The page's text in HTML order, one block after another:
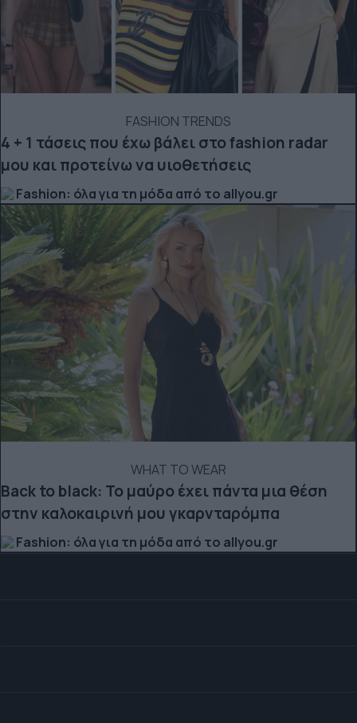
FASHION TRENDS
4 + 1 τάσεις που έχω βάλει στο fashion radar
μου και προτείνω να υιοθετήσεις
Fashion: όλα για τη μόδα από το allyou.gr
WHAT TO WEAR
Back to black: Το μαύρο έχει πάντα μια θέση
στην καλοκαιρινή μου γκαρνταρόμπα
Fashion: όλα για τη μόδα από το allyou.gr